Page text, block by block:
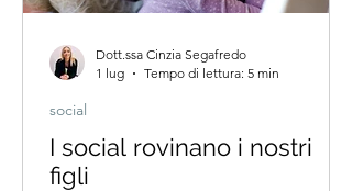
I social rovinano i nostri
figli
social
Dott.ssa Cinzia Segafredo
1 lug
Tempo di lettura: 5 min